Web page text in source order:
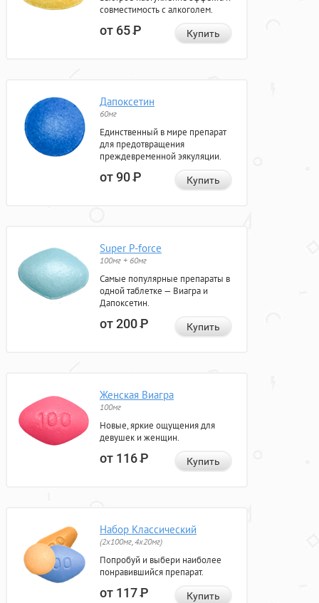
совместимость с алкоголем.
от 65Р Купить
Дапоксетин
60мг
Единственный в мире препарат
для предотвращения
преждевременной эякуляции.
от 90Р Купить
Super P-force
100мг + 60мг
Самые популярные препараты в
одной таблетке — Виагра и
Дапоксетин.
от 200Р Купить
Женская Виагра
100мг
Новые, яркие ощущения для
девушек и женщин.
от 116Р Купить
Набор Классический
(2x100мг, 4x20мг)
Попробуй и выбери наиболее
понравившийся препарат.
от 117Р Купить